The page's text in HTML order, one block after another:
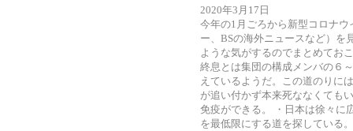
2020年3月17日
今年の1月ごろから新型コロナ
ー、BSの海外ニュースなど）を
ような気がするのでまとめてお
終息とは集団の構成メンバの６
えているようだ。この道のりに
が追い付かず本来死ななくても
免疫ができる。 ・日本は徐々に
を最低限にする道を探している